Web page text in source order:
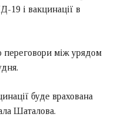
19 і вакцинації в
переговори між урядом
буде врахована
Шаталова.